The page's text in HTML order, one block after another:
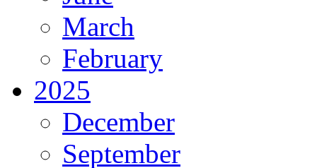
March
February
2025
December
September